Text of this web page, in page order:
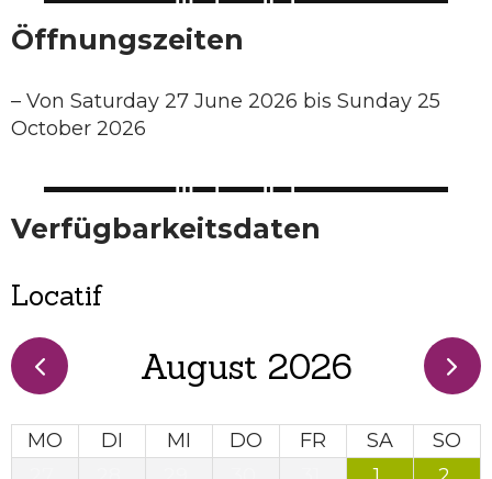
Öffnungszeiten
– Von Saturday 27 June 2026 bis Sunday 25
October 2026
Verfügbarkeitsdaten
Locatif
August 2026
MO DI MI DO FR SA
SO